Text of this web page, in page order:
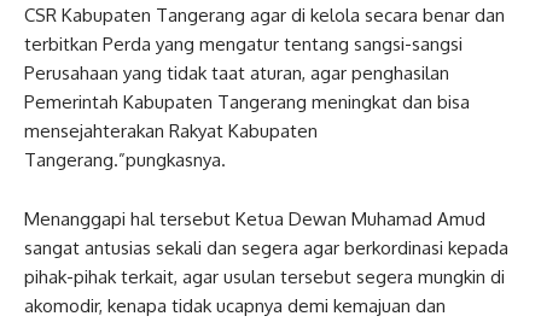
CSR Kabupaten Tangerang agar di kelola secara benar dan
terbitkan Perda yang mengatur tentang sangsi-sangsi
Perusahaan yang tidak taat aturan, agar penghasilan
Pemerintah Kabupaten Tangerang meningkat dan bisa
mensejahterakan Rakyat Kabupaten
Tangerang.”pungkasnya.
Menanggapi hal tersebut Ketua Dewan Muhamad Amud
sangat antusias sekali dan segera agar berkordinasi kepada
pihak-pihak terkait, agar usulan tersebut segera mungkin di
akomodir, kenapa tidak ucapnya demi kemajuan dan